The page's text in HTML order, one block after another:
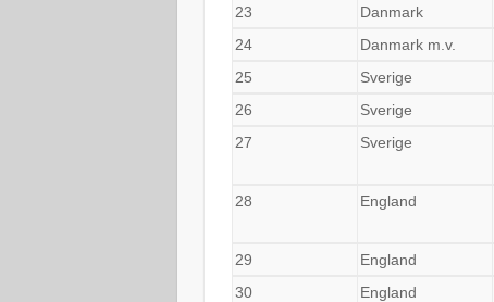
23
Danmark
24
Danmark m.v.
25
Sverige
26
Sverige
27
Sverige
28 England
29 England
30
England